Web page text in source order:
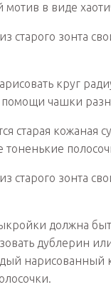
мотив в виде
круг
помощи чашки
старая кожаная
тоненькие
должна
дублерин
нарисованный